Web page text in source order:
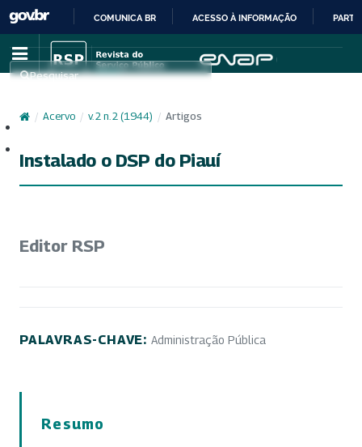
IR
PARA
CONTEÚDO
COMUNICA BR ACESSO À INFORMAÇÃO
Pesquisar
/ Acervo / v. 2 n. 2 (1944) / Artigos
Instalado o DSP do Piauí
Editor RSP
PALAVRAS-CHAVE: Administração Pública
Resumo